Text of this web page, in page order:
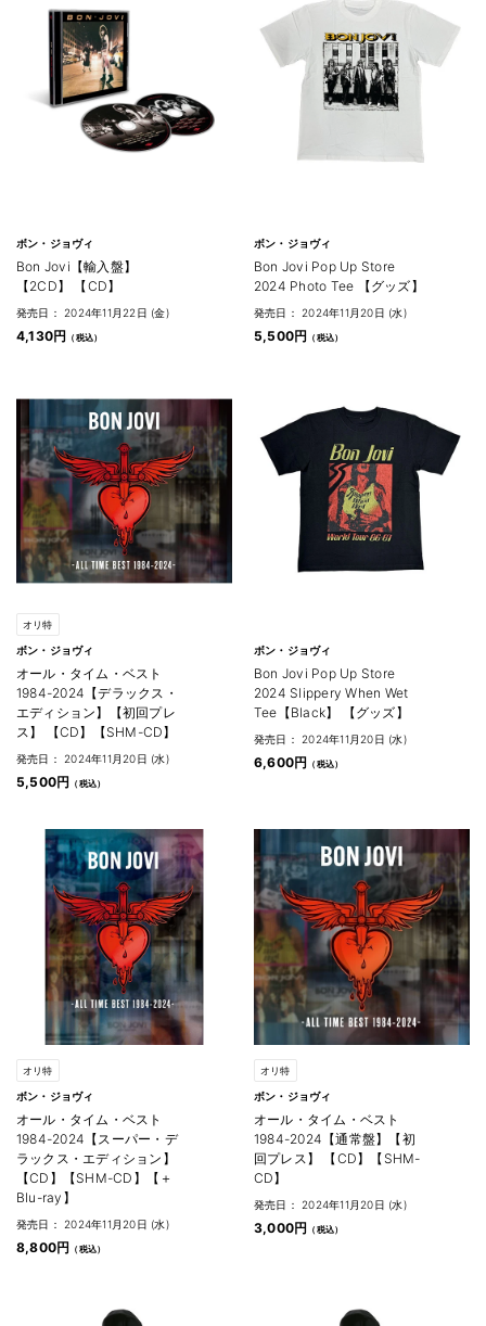
ボン・ジョヴィ
Bon Jovi【輸入盤】
【2CD】 【CD】
発売日： 2024年11月22日 (金)
4,130円
ボン・ジョヴィ
Bon Jovi Pop Up Store
2024 Photo Tee 【グッズ】
発売日： 2024年11月20日 (水)
5,500円
オリ特
ボン・ジョヴィ
オール・タイム・ベスト
1984-2024【デラックス・
エディション】【初回プレ
ス】 【CD】【SHM-CD】
発売日： 2024年11月20日 (水)
5,500円
ボン・ジョヴィ
Bon Jovi Pop Up Store
2024 Slippery When Wet
Tee【Black】 【グッズ】
発売日： 2024年11月20日 (水)
6,600円
オリ特
ボン・ジョヴィ
オール・タイム・ベスト
1984-2024【スーパー・デ
ラックス・エディション】
【CD】【SHM-CD】【＋
Blu-ray】
発売日： 2024年11月20日 (水)
8,800円
オリ特
ボン・ジョヴィ
オール・タイム・ベスト
1984-2024【通常盤】【初
回プレス】 【CD】【SHM-
CD】
発売日： 2024年11月20日 (水)
3,000円